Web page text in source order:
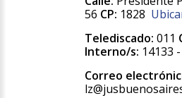
56 CP: 1828
Telediscado: 011
Interno/s: 14133 -
Correo